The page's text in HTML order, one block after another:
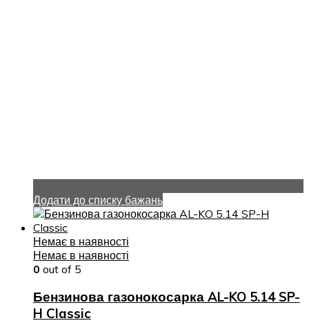
Додати до списку бажань
Немає в наявності
Немає в наявності
0 out of 5
Бензинова газонокосарка AL-KO 5.14 SP-
H Classic